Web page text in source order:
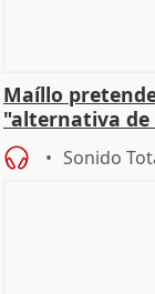
Maíllo
"alternativa de
oposición
Sonido